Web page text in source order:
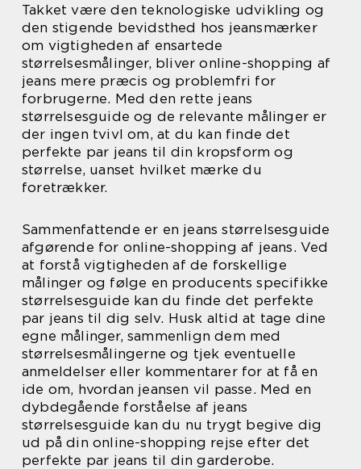
Takket være den teknologiske udvikling og
den stigende bevidsthed hos jeansmærker
om vigtigheden af ensartede
størrelsesmålinger, bliver online-shopping af
jeans mere præcis og problemfri for
forbrugerne. Med den rette jeans
størrelsesguide og de relevante målinger er
der ingen tvivl om, at du kan finde det
perfekte par jeans til din kropsform og
størrelse, uanset hvilket mærke du
foretrækker.
Sammenfattende er en jeans størrelsesguide
afgørende for online-shopping af jeans. Ved
at forstå vigtigheden af de forskellige
målinger og følge en producents specifikke
størrelsesguide kan du finde det perfekte
par jeans til dig selv. Husk altid at tage dine
egne målinger, sammenlign dem med
størrelsesmålingerne og tjek eventuelle
anmeldelser eller kommentarer for at få en
ide om, hvordan jeansen vil passe. Med en
dybdegående forståelse af jeans
størrelsesguide kan du nu trygt begive dig
ud på din online-shopping rejse efter det
perfekte par jeans til din garderobe.